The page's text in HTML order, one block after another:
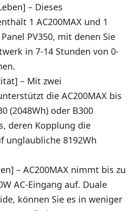
– Dieses
1 AC200MAX und 1
PV350, mit denen Sie
in 7-14 Stunden von 0-
– Mit zwei
die AC200MAX bis
(2048Wh) oder B300
deren Kopplung die
unglaubliche 8192Wh
– AC200MAX nimmt bis zu
AC-Eingang auf. Duale
können Sie es in weniger